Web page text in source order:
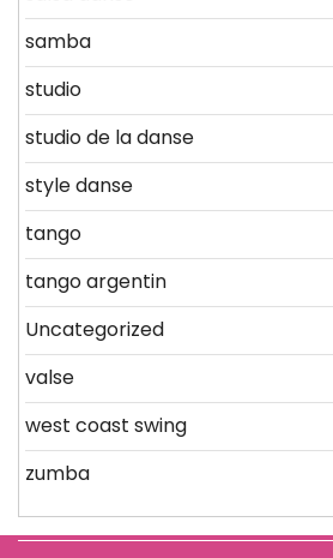
samba
studio
studio de la danse
style danse
tango
tango argentin
Uncategorized
valse
west coast swing
zumba